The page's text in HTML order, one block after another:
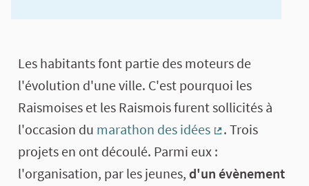
A propos de cette concertation
Les habitants font partie des moteurs de
l'évolution d'une ville. C'est pourquoi les
Raismoises et les Raismois furent sollicités à
l'occasion du marathon des idées
(Lien externe)
. Trois
projets en ont découlé. Parmi eux :
l'organisation, par les jeunes, d'un évènement